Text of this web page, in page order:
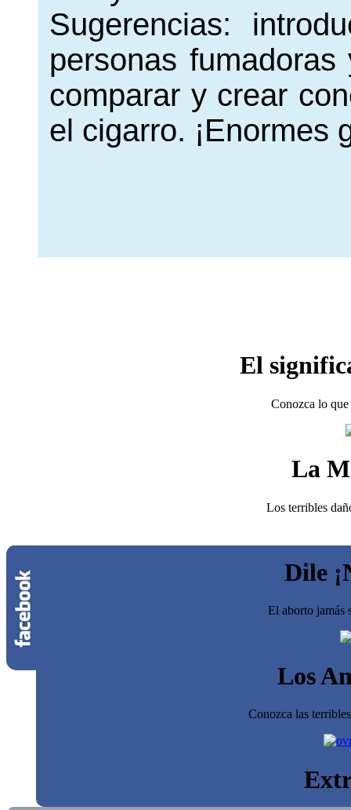
Sugerencias:
personas
comparar y crear
el cigarro. ¡Enormes
El
Conozca lo
La
Los terribles
Dile
El aborto jamás
Los
Conozca las